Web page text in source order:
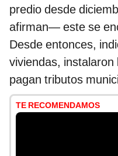
predio desde
afirman— este se
Desde entonces,
viviendas,
pagan tributos
TE RECOMENDAMOS